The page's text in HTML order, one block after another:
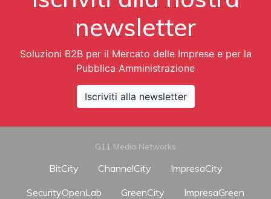
newsletter
Soluzioni B2B per il Mercato delle Imprese e per la
Pubblica Amministrazione
Iscriviti alla newsletter
G11 Media Networks
BitCity ChannelCity
ImpresaCity
SecurityOpenLab
GreenCity
ImpresaGreen